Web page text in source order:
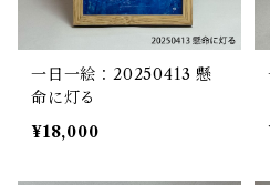
一日一絵：20250413 懸
命に灯る
¥18,000